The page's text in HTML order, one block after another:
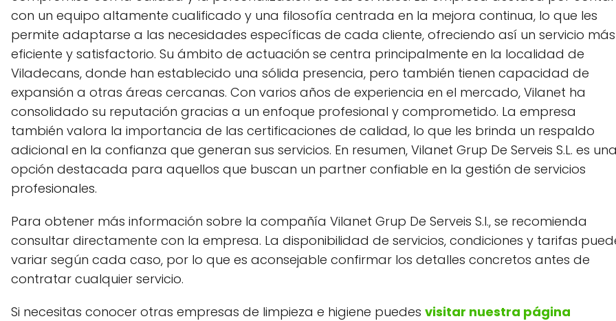
con un equipo altamente cualificado y una filosofía centrada en la mejora continua, lo que les
permite adaptarse a las necesidades específicas de cada cliente, ofreciendo así un servicio más
eficiente y satisfactorio. Su ámbito de actuación se centra principalmente en la localidad de
Viladecans, donde han establecido una sólida presencia, pero también tienen capacidad de
expansión a otras áreas cercanas. Con varios años de experiencia en el mercado, Vilanet ha
consolidado su reputación gracias a un enfoque profesional y comprometido. La empresa
también valora la importancia de las certificaciones de calidad, lo que les brinda un respaldo
adicional en la confianza que generan sus servicios. En resumen, Vilanet Grup De Serveis S.L. es
opción destacada para aquellos que buscan un partner confiable en la gestión de servicios
profesionales.
Para obtener más información sobre la compañía Vilanet Grup De Serveis S.l., se recomienda
consultar directamente con la empresa. La disponibilidad de servicios, condiciones y tarifas
variar según cada caso, por lo que es aconsejable confirmar los detalles concretos antes de
contratar cualquier servicio.
Si necesitas conocer otras empresas de limpieza e higiene puedes visitar nuestra página